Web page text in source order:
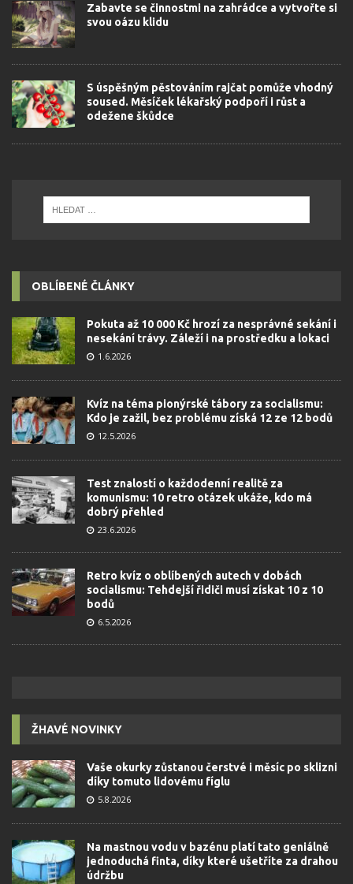
Zabavte se činnostmi na zahrádce a vytvořte si
svou oázu klidu
S úspěšným pěstováním rajčat pomůže vhodný
soused. Měsíček lékařský podpoří i růst a
odežene škůdce
OBLÍBENÉ ČLÁNKY
Pokuta až 10 000 Kč hrozí za nesprávné sekání i
nesekání trávy. Záleží i na prostředku a lokaci
1.6.2026
Kvíz na téma pionýrské tábory za socialismu:
Kdo je zažil, bez problému získá 12 ze 12 bodů
12.5.2026
Test znalostí o každodenní realitě za
komunismu: 10 retro otázek ukáže, kdo má
dobrý přehled
23.6.2026
Retro kvíz o oblíbených autech v dobách
socialismu: Tehdejší řidiči musí získat 10 z 10
bodů
6.5.2026
ŽHAVÉ NOVINKY
Vaše okurky zůstanou čerstvé i měsíc po sklizni
díky tomuto lidovému fíglu
5.8.2026
Na mastnou vodu v bazénu platí tato geniálně
jednoduchá finta, díky které ušetříte za drahou
údržbu